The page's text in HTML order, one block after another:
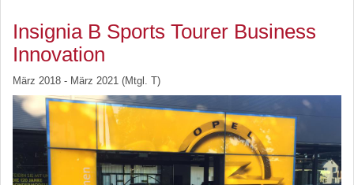
Insignia B Sports Tourer Business
Innovation
März 2018 - März 2021 (Mtgl. T)